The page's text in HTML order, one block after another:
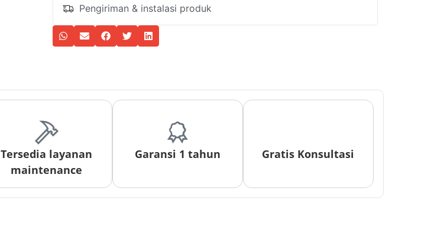
Pengiriman & instalasi produk
Tersedia layanan
maintenance
Garansi 1 tahun Gratis Konsultasi